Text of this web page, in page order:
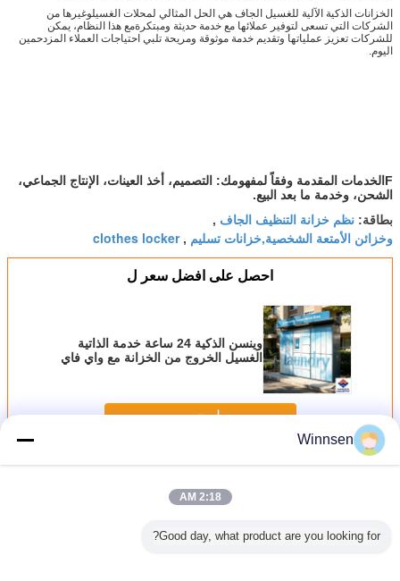
الخزانات الذكية الآلية للغسيل الجاف هي الحل المثالي لمحلات الغسيلوغيرها من
الشركات التي تسعى لتوفير عملائها مع خدمة حديثة ومبتكرةمع هذا النظام، يمكن
للشركات تعزيز عملياتها وتقديم خدمة موثوقة ومريحة تلبي احتياجات العملاء المزدحمين
اليوم.
F الخدمات المقدمة وفقاً لمفهومك: التصميم، أخذ العينات، الإنتاج الجماعي،
الشحن، وخدمة ما بعد البيع.
بطاقة: نظم خزانة التنظيف الجاف ,
وخزائن الأمتعة الشخصية,خزانات تسليم ,
clothes locker
احصل على افضل سعر ل
وينسن الذكية 24 ساعة خدمة الذاتية
الغسيل الخروج من الخزانة مع واي فاي
استمر
أكثرالغسيل الخزانة
Winnsen
2:18 AM
Good day, what product are you looking for?